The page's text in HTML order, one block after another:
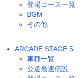
登場コース一覧
BGM
その他
ARCADE STAGE 5
車種一覧
公道最速伝説